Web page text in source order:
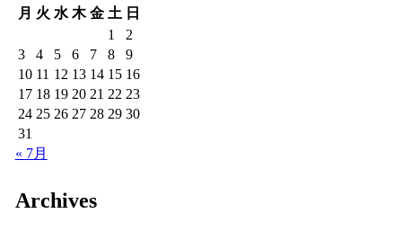
月 火 水 木 金 土 日
1
2
3
4 5 6 7 8
9
10 11 12 13 14 15 16
17 18 19 20 21 22 23
24 25 26 27 28 29 30
31
« 7月
Archives